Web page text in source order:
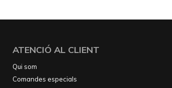
ATENCIÓ AL CLIENT
Qui som
Comandes especials